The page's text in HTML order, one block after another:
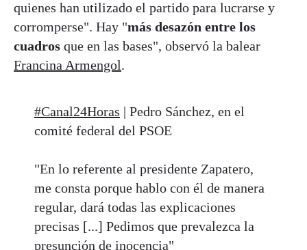
quienes han utilizado el partido para lucrarse y
corromperse". Hay "más desazón entre los
cuadros que en las bases", observó la balear
Francina Armengol.
#Canal24Horas | Pedro Sánchez, en el
comité federal del PSOE
"En lo referente al presidente Zapatero,
me consta porque hablo con él de manera
regular, dará todas las explicaciones
precisas [...] Pedimos que prevalezca la
presunción de inocencia"